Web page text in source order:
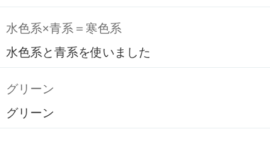
水色系×青系＝寒色系
水色系と青系を使いました
グリーン
グリーン